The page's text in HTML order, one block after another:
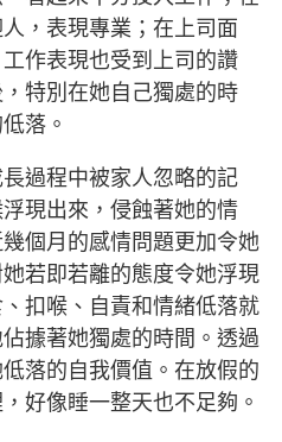
，表現專業；在上司面
作表現也受到上司的讚
特別在她自己獨處的時
落。
過程中被家人忽略的記
現出來，侵蝕著她的情
個月的感情問題更加令她
若即若離的態度令她浮現
扣喉、自責和情緒低落就
據著她獨處的時間。透過
落的自我價值。在放假的
好像睡一整天也不足夠。